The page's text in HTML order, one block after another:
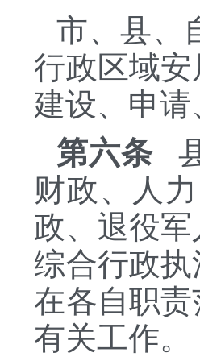
市、县、
行政区域
建设、申
第六条
财政、人
政、退役
综合行政
在各自职
有关工作。